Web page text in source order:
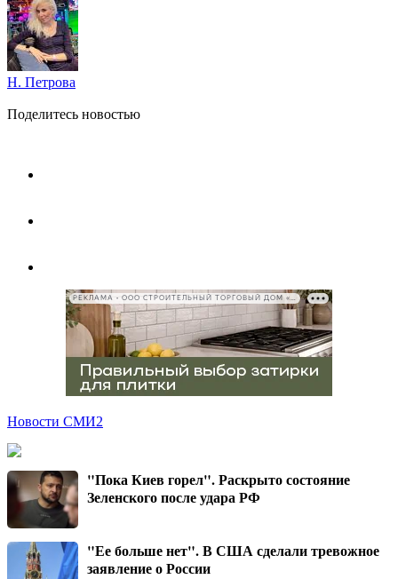
Н. Петрова
Поделитесь новостью
РЕКЛАМА • ООО СТРОИТЕЛЬНЫЙ ТОРГОВЫЙ ДОМ «ПЕТРОВИЧ», ИНН 7802348846
Новости СМИ2
"Пока Киев горел". Раскрыто состояние
Зеленского после удара РФ
"Ее больше нет". В США сделали тревожное
заявление о России